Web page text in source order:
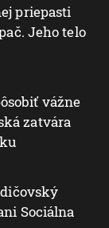
priepasti
Jeho telo
vážne
zatvára
Sociálna